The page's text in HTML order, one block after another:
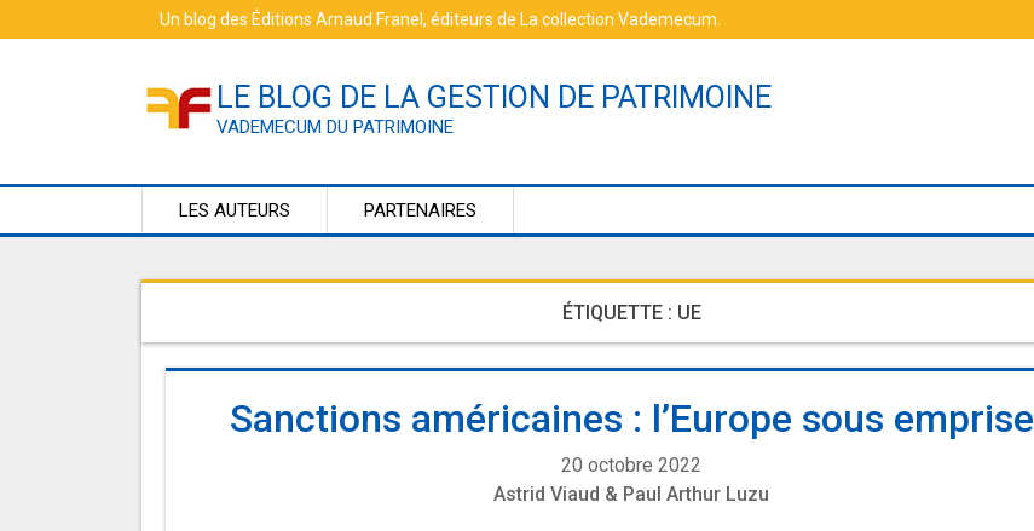
to
Un blog des Éditions Arnaud Franel, éditeurs de La collection Vademecum
LE BLOG DE LA GESTION DE PATRIMOINE
VADEMECUM DU PATRIMOINE
LES AUTEURS PARTENAIRES
ÉTIQUETTE : UE
Sanctions américaines : l’Europe sous emprise
20 octobre 2022
Astrid Viaud & Paul Arthur Luzu